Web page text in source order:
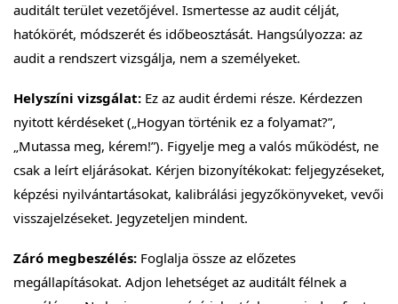
auditált terület vezetőjével. Ismertesse az audit célját,
hatókörét, módszerét és időbeosztását. Hangsúlyozza: az
audit a rendszert vizsgálja, nem a személyeket.
Helyszíni vizsgálat: Ez az audit érdemi része. Kérdezzen
nyitott kérdéseket („Hogyan történik ez a folyamat?”,
„Mutassa meg, kérem!”). Figyelje meg a valós működést, ne
csak a leírt eljárásokat. Kérjen bizonyítékokat: feljegyzéseket,
képzési nyilvántartásokat, kalibrálási jegyzőkönyveket, vevői
visszajelzéseket. Jegyzeteljen mindent.
Záró megbeszélés: Foglalja össze az előzetes
megállapításokat. Adjon lehetséget az auditált félnek a